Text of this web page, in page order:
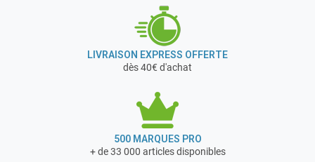
LIVRAISON EXPRESS OFFERTE
dès 40€ d'achat
500 MARQUES PRO
+ de 33 000 articles disponibles